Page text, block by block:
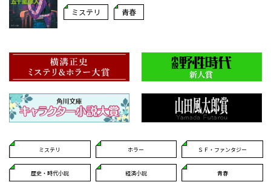
ミステリ 青春
ミステリ ホラー ＳＦ・ファンタジー
歴史・時代小説 経済小説 青春